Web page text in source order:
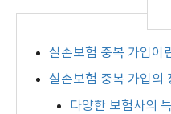
실손보험 중복 가입이
실손보험 중복 가입의
다양한 보험사의